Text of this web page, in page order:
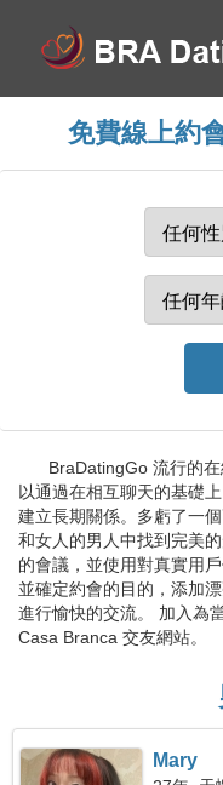
免費線上約
BraDatingGo 流行的
以通過在相互聊天的基礎
建立長期關係。多虧了一
和女人的男人中找到完美
的會議，並使用對真實用
並確定約會的目的，添加
進行愉快的交流。 加入為
Casa Branca 交友網站。
Mary